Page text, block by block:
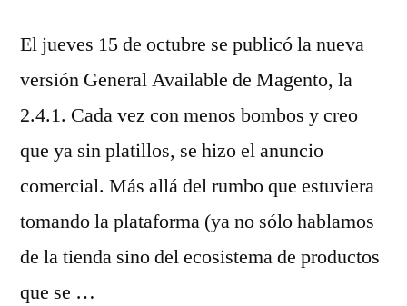
El jueves 15 de octubre se publicó la nueva
versión General Available de Magento, la
2.4.1. Cada vez con menos bombos y creo
que ya sin platillos, se hizo el anuncio
comercial. Más allá del rumbo que estuviera
tomando la plataforma (ya no sólo hablamos
de la tienda sino del ecosistema de productos
que se …